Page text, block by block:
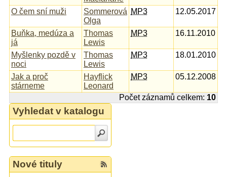
O čem sní muži
Sommerová
Olga
MP3 12.05.2017
Buňka, medúza a
já
Thomas
Lewis
MP3 16.11.2010
Myšlenky pozdě v
noci
Thomas
Lewis
MP3 18.01.2010
Jak a proč
stárneme
Hayflick
Leonard
MP3 05.12.2008
Počet záznamů celkem: 10
Vyhledat v katalogu
Nové tituly